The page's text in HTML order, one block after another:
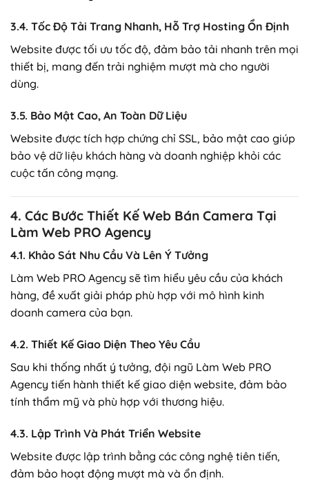
3.4. Tốc Độ Tải Trang Nhanh, Hỗ Trợ Hosting Ổn Định
Website được tối ưu tốc độ, đảm bảo tải nhanh trên mọi
thiết bị, mang đến trải nghiệm mượt mà cho người
dùng.
3.5. Bảo Mật Cao, An Toàn Dữ Liệu
Website được tích hợp chứng chỉ SSL, bảo mật cao giúp
bảo vệ dữ liệu khách hàng và doanh nghiệp khỏi các
cuộc tấn công mạng.
4. Các Bước Thiết Kế Web Bán Camera Tại
Làm Web PRO Agency
4.1. Khảo Sát Nhu Cầu Và Lên Ý Tưởng
Làm Web PRO Agency sẽ tìm hiểu yêu cầu của khách
hàng, đề xuất giải pháp phù hợp với mô hình kinh
doanh camera của bạn.
4.2. Thiết Kế Giao Diện Theo Yêu Cầu
Sau khi thống nhất ý tưởng, đội ngũ Làm Web PRO
Agency tiến hành thiết kế giao diện website, đảm bảo
tính thẩm mỹ và phù hợp với thương hiệu.
4.3. Lập Trình Và Phát Triển Website
Website được lập trình bằng các công nghệ tiên tiến,
đảm bảo hoạt động mượt mà và ổn định.